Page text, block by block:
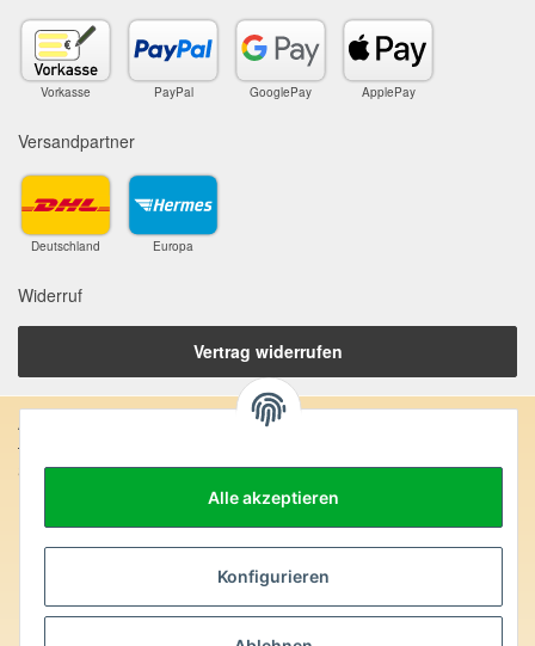
Alle akzeptieren
Konfigurieren
Vorkasse PayPal GooglePay ApplePay
Versandpartner
Deutschland Europa
Widerruf
Vertrag widerrufen
Anschrift:
SteinZeitOase
Edelsteine und Mineralien werden im esoterischen Bereich